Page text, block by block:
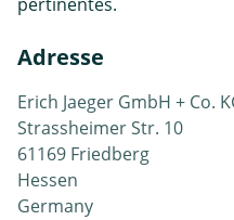
pertinentes.
Adresse
Erich Jaeger GmbH + Co.
Strassheimer Str. 10
61169 Friedberg
Hessen
Germany